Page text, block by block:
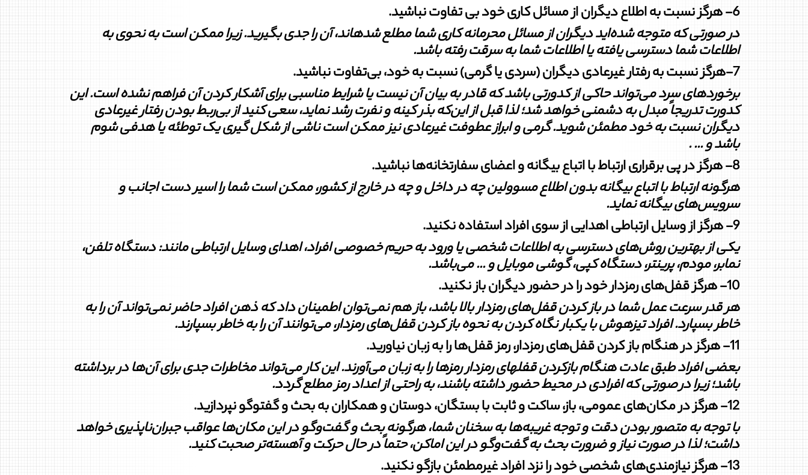
6- هرگز نسبت به اطلاع دیگران از مسائل کاری خود بی تفاوت نباشید.
در صورتی که متوجه شده‌اید دیگران از مسائل محرمانه کاری شما مطلع شده‏اند،‏آن‏ را جدی بگیرید. زیرا ممکن است به نحوی به
اطلاعات شما دسترسی یافته یا‏‏‏‏اطلاعات شما به سرقت رفته باشد.
7-هرگز نسبت به رفتار غیرعادی دیگران (سردی یا گرمی) نسبت به خود، بی‌تفاوت نباشید.
برخوردهای سرد می‌تواند حاکی از کدورتی باشد که قادر به بیان آن نیست یاشرایط مناسبی برای آشکار کردن آن فراهم نشده است. این
کدورت تدریجاً مبدل به دشمنیخواهد شد؛ لذا قبل از این‌که بذر کینه و نفرت رشد نماید، سعی کنید از بی‌ربط بودنرفتار غیرعادی
دیگران نسبت به خود مطمئن شوید. گرمی و ابراز عطوفت غیرعادی نیز ممکناست ناشی از شکل گیری یک توطئه یا هدفی شوم
باشد و... .
8- هرگز در پی برقراری ارتباط با اتباع بیگانه و اعضای سفارتخانه‏‌ها نباشید.
هرگونه ارتباط با اتباع بیگانه بدون اطلاع مسوولین چه در داخل و چه در خارجاز کشور، ممکن است شما را اسیر دست اجانب و
سرویس‏‌های بیگانه نماید.
9- هرگز از وسایل ارتباطی اهدایی از سوی افراد استفاده نکنید.
یکی از بهترین روش‏‌های دسترسی به اطلاعات شخصی یا ورود به حریم خصوصی افراد،اهدای وسایل ارتباطی مانند: دستگاه تلفن،
نمابر، مودم، پرینتر، دستگاه کپی، گوشیموبایل و ... می‏‏‌باشد.
10- هرگز قفل‏‌های رمزدار خود را ‏‏در حضور دیگران باز نکنید.
هر قدر سرعت عمل شما در باز کردن قفل‏‌های رمزدار بالا باشد، باز همنمی‏‏‏‏‌توان اطمینان داد که ذهن افراد حاضر نمی‏‏‏‏‌تواند آن را به‏
خاطر بسپارد.افراد تیزهوش با یک‏بار نگاه کردن به نحوه باز کردن قفل‏‌های رمزدار، می‏‌توانند آنرا به خاطر بسپارند.
11- هرگز در هنگام باز کردن قفل‏‌های رمزدار، رمز قفل‏‌ها را به زبان نیاورید.
بعضی افراد طبق عادت هنگام بازکردن قفل‏های رمزدار رمزها را به زبانمی‏‏‌آورند. این کار می‏‌تواند مخاطرات جدی برای آن‏‌ها ‏در برداشته
باشد؛ زیرا درصورتی که افرادی در محیط حضور داشته باشند، به‏ راحتی از اعداد رمز مطلع گردد.
12- هرگز در مکان‏‌های عمومی، باز، ساکت و ثابت با بستگان، دوستان و همکاران به بحث و گفت‏وگو نپردازید.
با توجه به متصور بودن ‌دقت و توجه غریبه‌ها به سخنان شما، هرگونه بحث وگفت‏‌وگو در این مکان‏‌ها عواقب جبران‌ناپذیری خواهد
داشت؛ لذا در صورت نیاز وضرورت بحث به گفت‏‌و‏گو در این اماکن، حتماً در حال حرکت و آهسته‌تر صحبت کنید.
13- هرگز نیازمندی‏‌های شخصی خود را نزد افراد غیرمطمئن بازگو نکنید.